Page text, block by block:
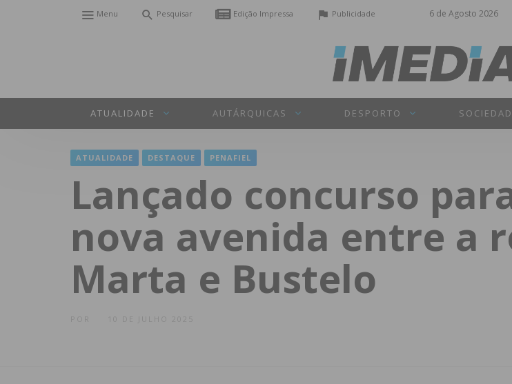
6 de Agosto 2026
Menu Pesquisar Edição Impressa Publicidade
ATUALIDADE AUTÁRQUICAS DESPORTO
ATUALIDADE DESTAQUE PENAFIEL
Lançado concurso
nova avenida entre a
Marta e Bustelo